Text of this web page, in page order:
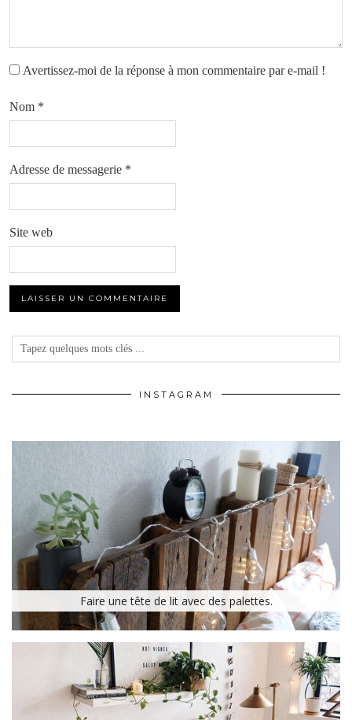
Avertissez-moi de la réponse à mon commentaire par e-mail !
Nom *
Adresse de messagerie *
Site web
INSTAGRAM
Faire une tête de lit avec des palettes.